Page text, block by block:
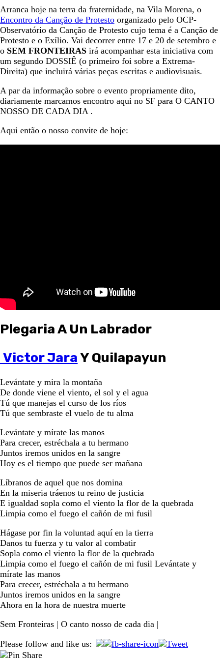
Arranca hoje na terra da fraternidade, na Vila Morena, o
Encontro da Canção de Protesto organizado pelo OCP-
Observatório da Canção de Protesto cujo tema é a Canção de
Protesto e o Exílio. Vai decorrer entre 17 e 20 de setembro e
o SEM FRONTEIRAS irá acompanhar esta iniciativa com
um segundo DOSSIÊ (o primeiro foi sobre a Extrema-
Direita) que incluirá várias peças escritas e audiovisuais.
A par da informação sobre o evento propriamente dito,
diariamente marcamos encontro aqui no SF para O CANTO
NOSSO DE CADA DIA .
Aqui então o nosso convite de hoje:
Plegaria A Un Labrador
Victor JaraY Quilapayun
Levántate y mira la montaña
De donde viene el viento, el sol y el agua
Tú que manejas el curso de los ríos
Tú que sembraste el vuelo de tu alma
Levántate y mírate las manos
Para crecer, estréchala a tu hermano
Juntos iremos unidos en la sangre
Hoy es el tiempo que puede ser mañana
Líbranos de aquel que nos domina
En la miseria tráenos tu reino de justicia
E igualdad sopla como el viento la flor de la quebrada
Limpia como el fuego el cañón de mi fusil
Hágase por fin la voluntad aquí en la tierra
Danos tu fuerza y tu valor al combatir
Sopla como el viento la flor de la quebrada
Limpia como el fuego el cañón de mi fusil Levántate y
mírate las manos
Para crecer, estréchala a tu hermano
Juntos iremos unidos en la sangre
Ahora en la hora de nuestra muerte
Sem Fronteiras | O canto nosso de cada dia |
Please follow and like us: